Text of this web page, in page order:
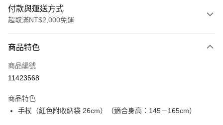
付款與運送方式
超取滿NT$2,000免運
信用卡一次付款
超商取貨付款
運送方式
全家取貨付款
商品特色
商品編號
11423568
商品特色
手杖（紅色附收納袋 26cm）（適合身高：145－165cm）